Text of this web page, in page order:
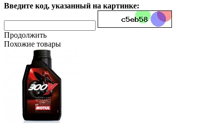
Введите код, указанный на картинке:
Продолжить
Похожие товары